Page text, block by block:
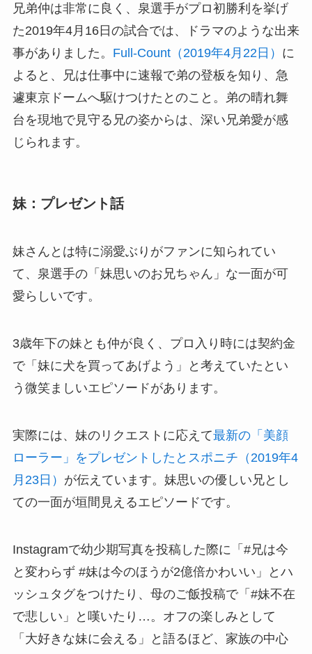
兄弟仲は非常に良く、泉選手がプロ初勝利を挙げ
た2019年4月16日の試合では、ドラマのような出来
事がありました。 Full-Count（2019年4月22日） に
よると、兄は仕事中に速報で弟の登板を知り、急
遽東京ドームへ駆けつけたとのこと。弟の晴れ舞
台を現地で見守る兄の姿からは、深い兄弟愛が感
じられます。
妹：プレゼント話
妹さんとは特に溺愛ぶりがファンに知られてい
て、泉選手の「妹思いのお兄ちゃん」な一面が可
愛らしいです。
3歳年下の妹とも仲が良く、プロ入り時には契約金
で「妹に犬を買ってあげよう」と考えていたとい
う微笑ましいエピソードがあります。
実際には、妹のリクエストに応えて最新の「美顔
ローラー」をプレゼントしたとスポニチ（2019年4
月23日） が伝えています。妹思いの優しい兄とし
ての一面が垣間見えるエピソードです。
Instagramで幼少期写真を投稿した際に「#兄は今
と変わらず #妹は今のほうが2億倍かわいい」とハ
ッシュタグをつけたり、母のご飯投稿で「#妹不在
で悲しい」と嘆いたり…。オフの楽しみとして
「大好きな妹に会える」と語るほど、家族の中心